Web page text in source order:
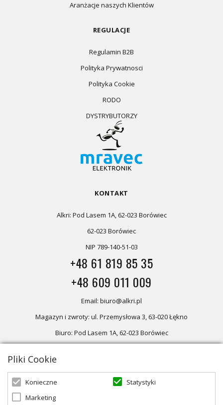
Aranżacje naszych Klientów
REGULACJE
Regulamin B2B
Polityka Prywatnosci
Polityka Cookie
RODO
DYSTRYBUTORZY
KONTAKT
Alkri: Pod Lasem 1A, 62-023 Borówiec
62-023 Borówiec
NIP 789-140-51-03
+48 61 819 85 35
+48 609 011 009
Email: biuro@alkri.pl
Magazyn i zwroty: ul. Przemysłowa 3, 63-020 Łękno
Biuro: Pod Lasem 1A, 62-023 Borówiec
Oferta skierowana dla firm, w przypadku zakupów detalicznych
Pliki Cookie
Konieczne
Statystyki
Marketing